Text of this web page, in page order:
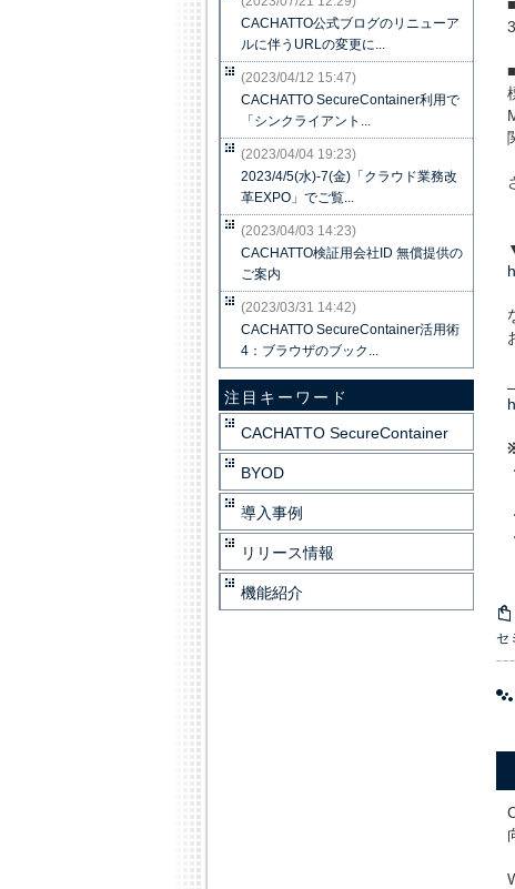
セ
CACHATTO公式ブログのリニューア
ルに伴うURLの変更に...
(2023/04/12 15:47)
CACHATTO SecureContainer利用で
「シンクライアント...
(2023/04/04 19:23)
2023/4/5(水)-7(金)「クラウド業務改
革EXPO」でご覧...
(2023/04/03 14:23)
CACHATTO検証用会社ID 無償提供の
ご案内
(2023/03/31 14:42)
CACHATTO SecureContainer活用術
4：ブラウザのブック...
注目キーワード
CACHATTO SecureContainer
BYOD
導入事例
リリース情報
機能紹介